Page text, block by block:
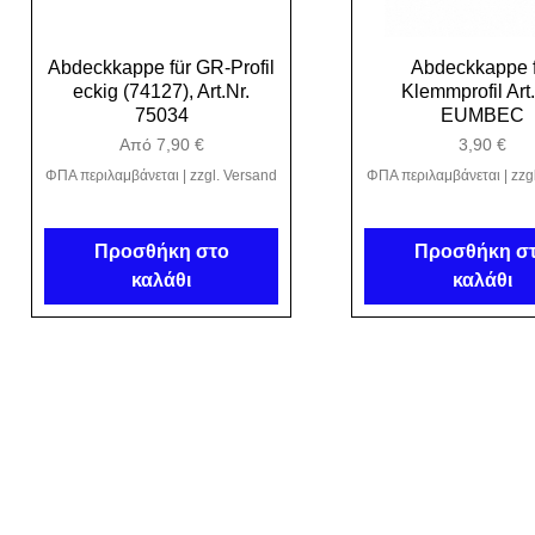
Γρήγορη προβολή
Abdeckkappe für GR-Profil
eckig (74127), Art.Nr.
75034
Από 7,90 €
Τιμή Έκπτωσης
ΦΠΑ περιλαμβάνεται |zzgl. Versand
Προσθήκη στο
καλάθι
Γρήγορη
Abdeckkappe
Klemmprofil
EUMBEC
Τιμή
3,90 €
ΦΠΑ περιλαμβάνεται
Προσθήκη
καλάθι